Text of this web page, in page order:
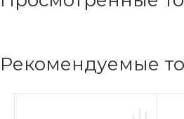
Рекомендуемые